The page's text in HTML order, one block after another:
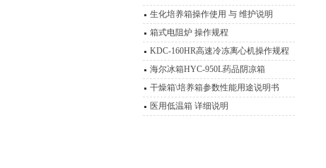
生化培养箱操作使用 与 维护说明
箱式电阻炉 操作规程
KDC-160HR高速冷冻离心机操作规程
离心机使用与维护
海尔冰箱HYC-950L药品阴凉箱
干燥箱\培养箱参数性能用途说明书
医用低温箱 详细说明